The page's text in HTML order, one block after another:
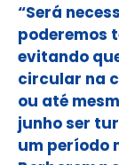
“Será
poderemos
evitando
circular na
ou até
junho ser
um período